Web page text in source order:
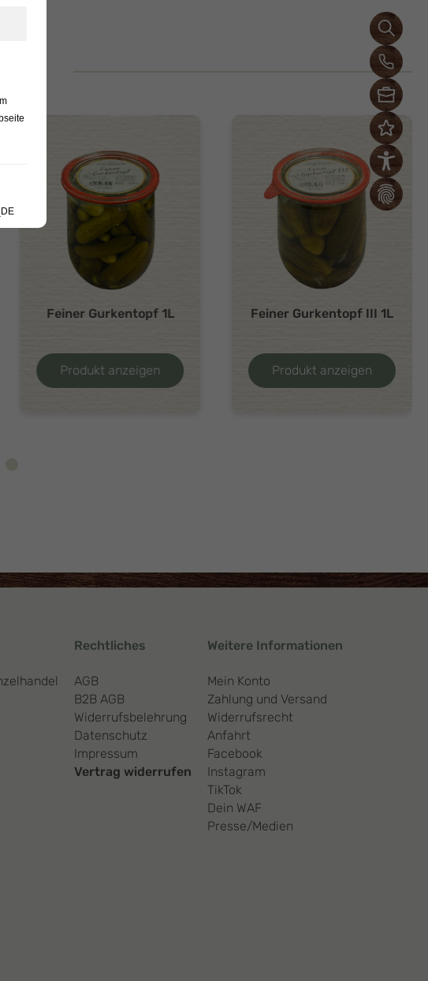
Feiner Gurkentopf 1L
Produkt anzeigen
Feiner Gurkentopf III 1L
Produkt anzeigen
Rechtliches
AGB
B2B AGB
Widerrufsbelehrung
Datenschutz
Impressum
Vertrag widerrufen
Weitere Informationen
Mein Konto
Zahlung und Versand
Widerrufsrecht
Anfahrt
Facebook
Instagram
TikTok
Dein WAF
Presse/Medien